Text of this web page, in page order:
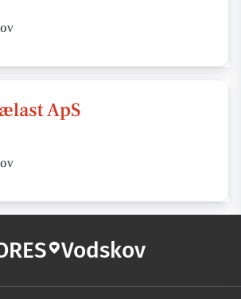
ApS
Vodskov